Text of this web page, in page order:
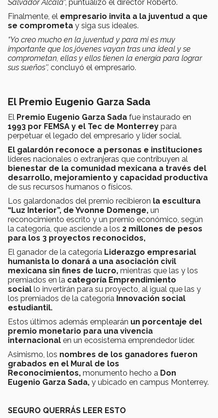
Salvador Alcalá”, puntualizó el director Roberto.
Finalmente, el empresario invita a la juventud a que
se comprometa y siga sus ideales.
“Yo creo mucho en la juventud y para mi es muy
importante que los jóvenes vayan tras una ideal y se
comprometan, ellas y ellos tienen la energía para lograr
sus sueños'', concluyó el empresario.
El Premio Eugenio Garza Sada
El Premio Eugenio Garza Sada fue instaurado en
1993 por FEMSA y el Tec de Monterrey para
perpetuar el legado del empresario y líder social.
El galardón reconoce a personas e instituciones
líderes nacionales o extranjeras que contribuyen al
bienestar de la comunidad mexicana a través del
desarrollo, mejoramiento y capacidad productiva
de sus recursos humanos o físicos.
Los galardonados del premio recibieron la escultura
“Luz Interior”, de Yvonne Domenge, un
reconocimiento escrito y un premio económico, según
la categoría, que asciende a los 2 millones de pesos
para los 3 proyectos reconocidos,
El ganador de la categoría Liderazgo empresarial
humanista lo donará a una asociación civil
mexicana sin fines de lucro, mientras que las y los
premiados en la categoría Emprendimiento
social lo invertirán para su proyecto, al igual que las y
los premiados de la categoría Innovación social
estudiantil.
Estos últimos además emplearán un porcentaje del
premio monetario para una vivencia
internacional en un ecosistema emprendedor líder.
Asimismo, los nombres de los ganadores fueron
grabados en el Mural de los
Reconocimientos, monumento hecho a Don
Eugenio Garza Sada, y ubicado en campus Monterrey.
SEGURO QUERRÁS LEER ESTO